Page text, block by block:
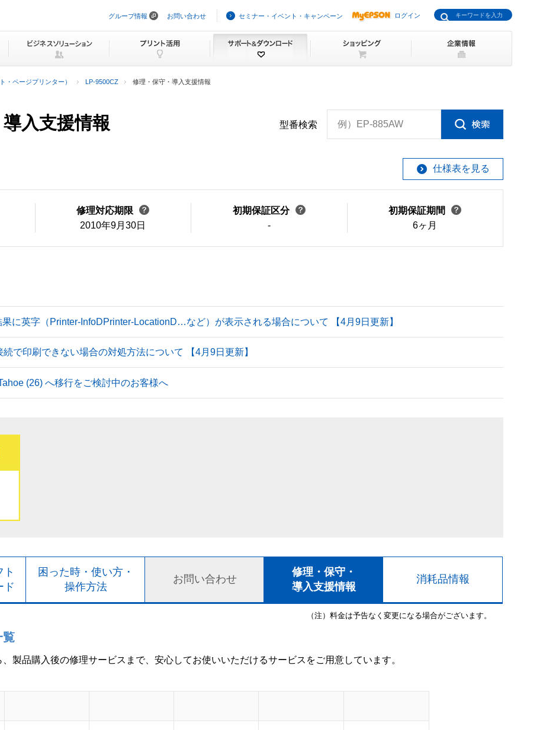
ビ
ョ
ッ
プ
グループ情報 お問い合わせ セミナー・イベント・キャンペーン ログイン
・ページプリンター） LP-9500CZ 修理・保守・導入支援情報
入支援情報 型番検索 例）EP-885AW
仕様表を見る
修理対応期限
2010年9月30日
初期保証区分
-
初期保証期間
6ヶ月
果に英字（Printer-InfoDPrinter-LocationD…など）が表示される場合について 【4月9日更新】
続で印刷できない場合の対処方法について 【4月9日更新】
(26) へ移行をご検討中のお客様へ
ト
ド
困った時・使い方・
操作方法
お問い合わせ
修理・保守・
導入支援情報
消耗品情報
（注）料金は予告なく変更になる場合がございます。
覧
製品購入後の修理サービスまで、安心してお使いいただけるサービスをご用意しています。